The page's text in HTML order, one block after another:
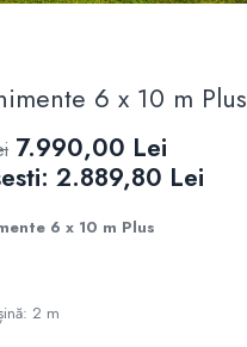
6 x 10 m Plus
7.990,00 Lei
2.889,80 Lei
6 x 10 m Plus
2 m